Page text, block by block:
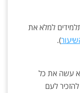
למלא את
).
עשה את כל
לעם